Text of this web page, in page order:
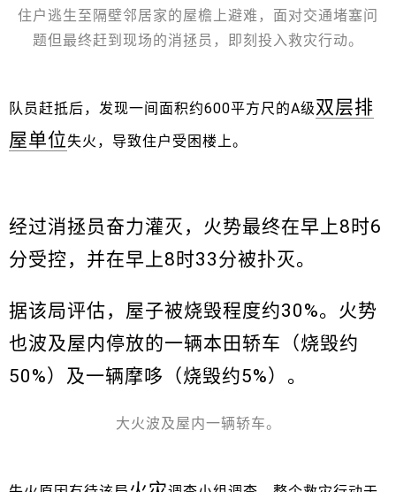
住户逃生至隔壁邻居家的屋檐上避难，面对交通堵塞问
题但最终赶到现场的消拯员，即刻投入救灾行动。
队员赶抵后，发现一间面积约600平方尺的A级双层排
屋单位失火，导致住户受困楼上。
经过消拯员奋力灌灭，火势最终在早上8时6
分受控，并在早上8时33分被扑灭。
据该局评估，屋子被烧毁程度约30%。火势
也波及屋内停放的一辆本田轿车（烧毁约
50%）及一辆摩哆（烧毁约5%）。
大火波及屋内一辆轿车。